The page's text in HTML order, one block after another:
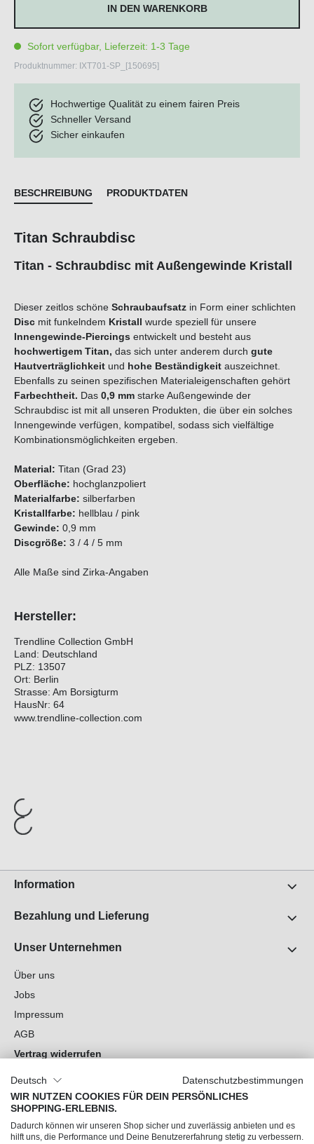
IN DEN WARENKORB
Sofort verfügbar, Lieferzeit: 1-3 Tage
Produktnummer: IXT701-SP_[150695]
Hochwertige Qualität zu einem fairen Preis
Schneller Versand
Sicher einkaufen
BESCHREIBUNG PRODUKTDATEN
Titan Schraubdisc
Titan - Schraubdisc mit Außengewinde Kristall
Dieser zeitlos schöne Schraubaufsatz in Form einer schlichten
Disc mit funkelndem Kristall wurde speziell für unsere
Innengewinde-Piercings entwickelt und besteht aus
hochwertigem Titan, das sich unter anderem durch gute
Hautverträglichkeit und hohe Beständigkeit auszeichnet.
Ebenfalls zu seinen spezifischen Materialeigenschaften gehört
Farbechtheit. Das 0,9 mm starke Außengewinde der
Schraubdisc ist mit all unseren Produkten, die über ein solches
Innengewinde verfügen, kompatibel, sodass sich vielfältige
Kombinationsmöglichkeiten ergeben.
Material: Titan (Grad 23)
Oberfläche: hochglanzpoliert
Materialfarbe: silberfarben
Kristallfarbe: hellblau / pink
Gewinde: 0,9 mm
Discgröße: 3 / 4 / 5 mm
Alle Maße sind Zirka-Angaben
Hersteller:
Trendline Collection GmbH
Land: Deutschland
PLZ: 13507
Ort: Berlin
Strasse: Am Borsigturm
HausNr: 64
www.trendline-collection.com
Information
Bezahlung und Lieferung
Unser Unternehmen
Über uns
Jobs
Impressum
AGB
Vertrag widerrufen
Cookie-Einstellungen
Du hast Fragen?
Deutsch
Datenschutzbestimmungen
WIR NUTZEN COOKIES FÜR DEIN PERSÖNLICHES
SHOPPING-ERLEBNIS.
Dadurch können wir unseren Shop sicher und zuverlässig anbieten und es
hilft uns, die Performance und Deine Benutzererfahrung stetig zu verbessern.